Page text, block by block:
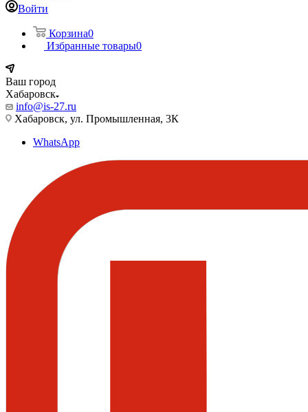
Войти
Корзина0
Избранные товары0
Ваш город
Хабаровск
info@is-27.ru
Хабаровск, ул. Промышленная, 3К
WhatsApp